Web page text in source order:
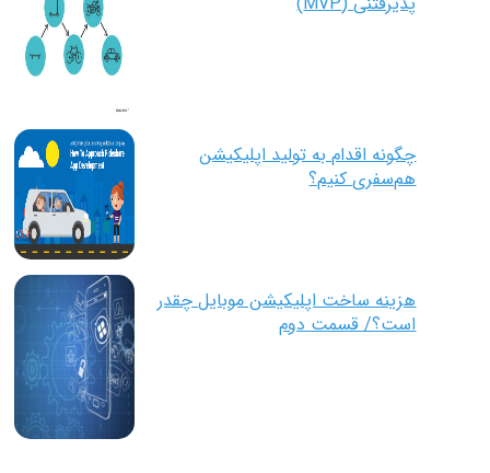
چگونه اقدام به تولید اپلیکیشن
هم‌سفری کنیم؟
هزینه ساخت اپلیکیشن موبایل چقدر
است؟/ قسمت دوم